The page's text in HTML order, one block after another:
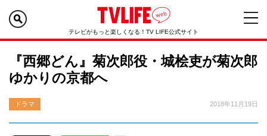
テレビがもっと楽しくなる！TV LIFE公式サイト
『西郷どん』菊次郎役・城桧吏が菊次郎
ゆかりの京都へ
ドラマ 2018年11月19日